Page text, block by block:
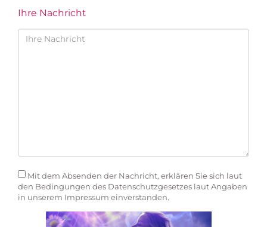
Ihre Nachricht
Mit dem Absenden der Nachricht, erklären Sie sich laut
den Bedingungen des Datenschutzgesetzes laut Angaben
in unserem Impressum einverstanden.